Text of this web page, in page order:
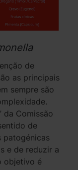
de
as principais
sempre são
da Comissão
de
patogénicas
e de reduzir a
objetivo é